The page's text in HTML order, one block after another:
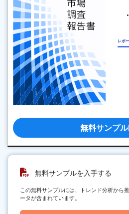
レポ
無料サンプ
無料サンプルを入手する
この無料サンプルには、トレンド分析から
ータが含まれています。